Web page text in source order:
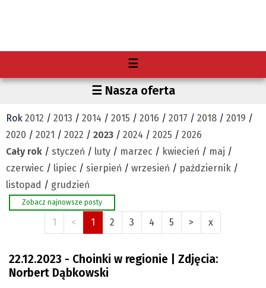
☰
O nas
Gdzie kupię "Głos"?
Archiwum
Autorzy
Wydawca
Fundusz Rozwoju Zaolzia
Kontakt
Sekretariat
Napisz artykuł
Zamów prenumeratę
☰ Nasza oferta
Głos Brandysa
YouTube glos.live
Rok 2012 / 2013 / 2014 / 2015 / 2016 / 2017 / 2018 / 2019 /
2020 / 2021 / 2022 / 2023 / 2024 / 2025 / 2026
Cały rok / styczeń / luty / marzec / kwiecień / maj /
czerwiec / lipiec / sierpień / wrzesień / październik /
listopad / grudzień
Zobacz najnowsze posty
1 < 1 2 3 4 5 > x
22.12.2023 - Choinki w regionie | Zdjęcia:
Norbert Dąbkowski